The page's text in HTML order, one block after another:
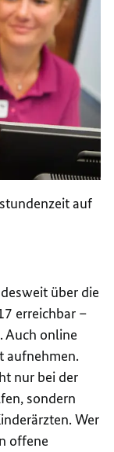
auf
über die
erreichbar –
Auch online
aufnehmen.
nur bei der
sondern
Wer
offene